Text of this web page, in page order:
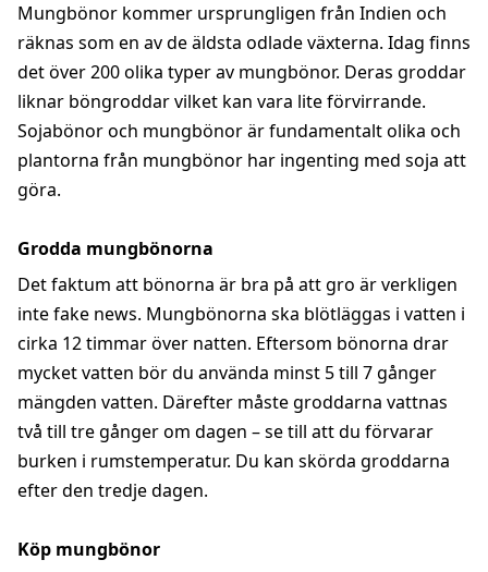
Mungbönor kommer ursprungligen från Indien och
räknas som en av de äldsta odlade växterna. Idag finns
det över 200 olika typer av mungbönor. Deras groddar
liknar böngroddar vilket kan vara lite förvirrande.
Sojabönor och mungbönor är fundamentalt olika och
plantorna från mungbönor har ingenting med soja att
göra.
Grodda mungbönorna
Det faktum att bönorna är bra på att gro är verkligen
inte fake news. Mungbönorna ska blötläggas i vatten i
cirka 12 timmar över natten. Eftersom bönorna drar
mycket vatten bör du använda minst 5 till 7 gånger
mängden vatten. Därefter måste groddarna vattnas
två till tre gånger om dagen – se till att du förvarar
burken i rumstemperatur. Du kan skörda groddarna
efter den tredje dagen.
Köp mungbönor